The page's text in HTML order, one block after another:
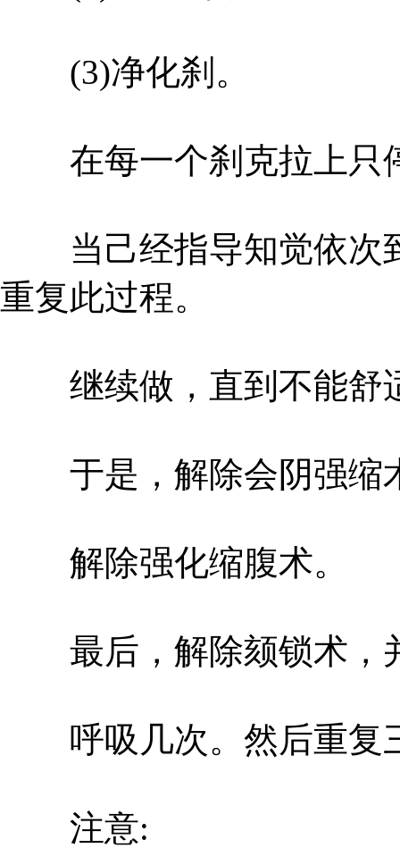
(3)净化刹。
在每一个刹克拉上只
当己经指导知觉依次
重复此过程。
继续做，直到不能舒
于是，解除会阴强缩
解除强化缩腹术。
最后，解除颏锁术，
呼吸几次。然后重复
注意: